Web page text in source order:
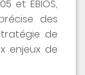
et EBIOS,
des
de
enjeux de